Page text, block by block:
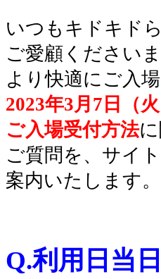
いつもキドキド
ご愛顧ください
より快適にご入
2023年3月7日（
ご入場受付方法
ご質問を、サイ
案内いたします。
Q.利用日当